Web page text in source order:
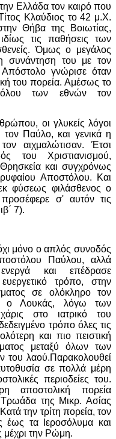
Ελλάδα τον καιρό που
Κλαύδιος το 42 μ.Χ.
Θήβα της Βοιωτίας,
τις παθήσεις των
Όμως ο μεγάλος
συνάντηση του με τον
γνώρισε όταν
του πορεία. Αμέσως το
των εθνών τον
οι γλυκείς λόγοι
Παύλο, και γενικά η
αιχμαλώτισαν. Έτσι
του Χριστιανισμού,
και συγχρόνως
Αποστόλου. Και
φύσεως φιλάσθενος ο
σ' αυτόν τις
7).
μόνο ο απλός συνοδός
Παύλου, αλλά
και επέδρασε
τρόπο, στην
σε ολόκληρο τον
ο Λουκάς, λόγω των
στο ιατρικό του
τρόπο όλες τις
και πιο πειστική
μεταξύ όλων των
του λαού.Παρακολουθεί
σε πολλά μέρη
περιοδείες του.
αποστολική πορεία
της Μικρ. Ασίας
την τρίτη πορεία, τον
έως τα Ιεροσόλυμα και
μέχρι την Ρώμη.